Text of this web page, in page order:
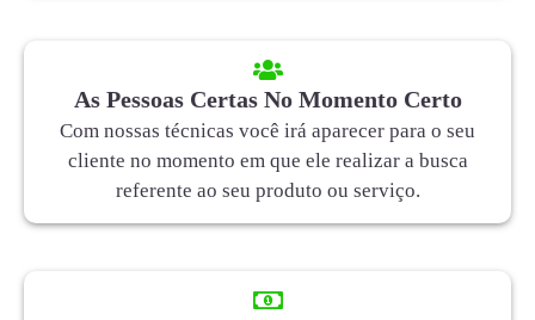
As Pessoas Certas No Momento Certo
Com nossas técnicas você irá aparecer para o seu
cliente no momento em que ele realizar a busca
referente ao seu produto ou serviço.